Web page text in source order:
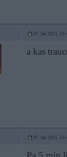
07. Jan 2015,
a kas
07. Jan 2015,